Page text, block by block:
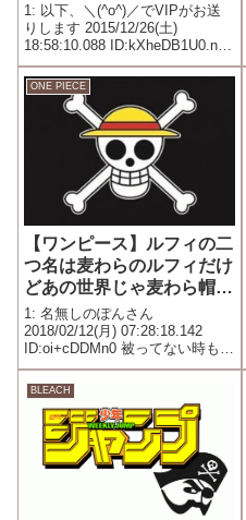
1: 以下、＼(^o^)／でVIPがお送
りします 2015/12/26(土)
18:58:10.088 ID:kXheDB1U0.net
チチがシんでも
ONE PIECE
【ワンピース】ルフィの二
つ名は麦わらのルフィだけ
どあの世界じゃ麦わら帽子
って珍しいのか？たいした
特徴じゃねーだろ
1: 名無しのぽんさん
2018/02/12(月) 07:28:18.142
ID:oi+cDDMn0 被ってない時もあ
るし麦わら帽子よりもチョッキ
のほうが目立つだろ赤チョッキ
のルフィでよくね？もしくは普
通にゴムゴムのルフィだろ
BLEACH